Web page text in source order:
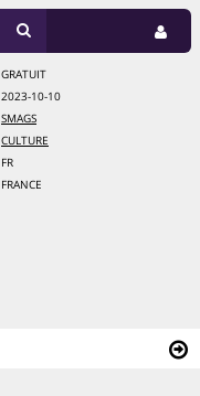
GRATUIT
2023-10-10
SMAGS
CULTURE
FR
FRANCE